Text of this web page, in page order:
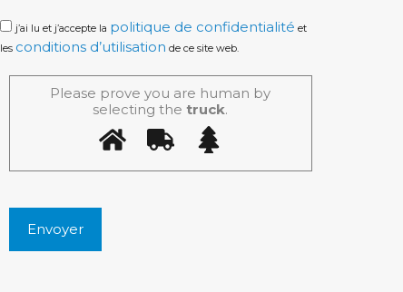
j’ai lu et j’accepte la politique de confidentialité et
les conditions d’utilisation de ce site web.
Please prove you are human by
selecting the truck.